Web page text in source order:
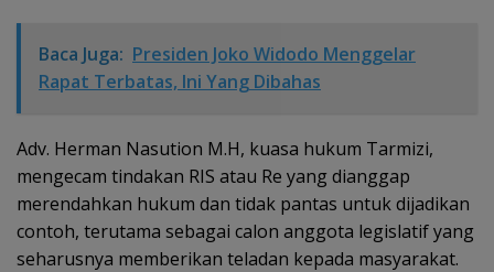
Baca Juga: Presiden Joko Widodo Menggelar
Rapat Terbatas, Ini Yang Dibahas
Adv. Herman Nasution M.H, kuasa hukum Tarmizi,
mengecam tindakan RIS atau Re yang dianggap
merendahkan hukum dan tidak pantas untuk dijadikan
contoh, terutama sebagai calon anggota legislatif yang
seharusnya memberikan teladan kepada masyarakat.